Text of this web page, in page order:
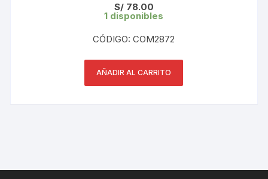
S/78.00
1 disponibles
CÓDIGO: COM2872
AÑADIR AL CARRITO